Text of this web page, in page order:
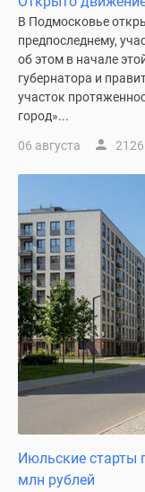
комнатные
комнатные
комнатные
карте
Ипотечный
калькулятор
Семейная
ипотека
Военная
ипотека
Банки
программы
Медиа
недвижимости
Мнение
эксперта
В Подмосковье
предпоследнему,
об этом в начале
губернатора и
участок
город»...
06 августа 2126
Июльские старты
млн рублей